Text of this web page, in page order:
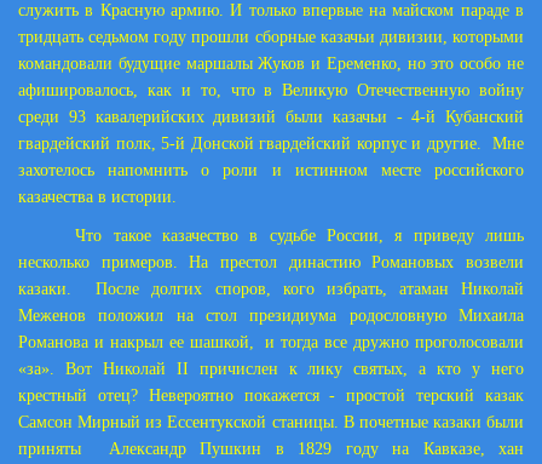
служить в Красную армию. И только впервые на майском параде в
тридцать седьмом году прошли сборные казачьи дивизии, которыми
командовали будущие маршалы Жуков и Еременко, но это особо не
афишировалось, как и то, что в Великую Отечественную войну
среди 93 кавалерийских дивизий были казачьи - 4-й Кубанский
гвардейский полк, 5-й Донской гвардейский корпус и другие. Мне
захотелось напомнить о роли и истинном месте российского
казачества в истории.
Что такое казачество в судьбе России, я приведу лишь
несколько примеров. На престол династию Романовых возвели
казаки. После долгих споров, кого избрать, атаман Николай
Меженов положил на стол президиума родословную Михаила
Романова и накрыл ее шашкой, и тогда все дружно проголосовали
«за». Вот Николай II причислен к лику святых, а кто у него
крестный отец? Невероятно покажется - простой терский казак
Самсон Мирный из Ессентукской станицы. В почетные казаки были
приняты Александр Пушкин в 1829 году на Кавказе, хан